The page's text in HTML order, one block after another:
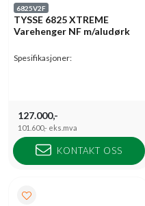
6825V2F
TYSSE 6825 XTREME
Varehenger NF m/aludørk
Spesifikasjoner:
127.000,-
101.600,- eks.mva
KONTAKT OSS